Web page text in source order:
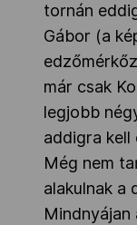
tornán
Gábor (a
már csak
legjobb
addigra kell
Még nem
alakulnak a